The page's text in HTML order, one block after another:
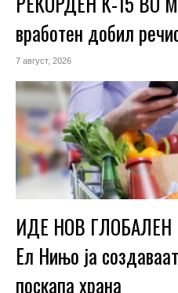
вработен добил
7 август, 2026
ИДЕ НОВ ГЛОБАЛЕН
Ел Нињо ја
поскапа храна